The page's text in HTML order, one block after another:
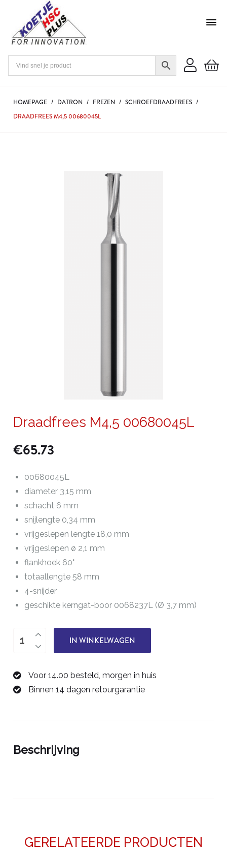
HOMEPAGE / DATRON / FREZEN / SCHROEFDRAADFREES /
DRAADFREES M4,5 00680045L
Draadfrees M4,5 00680045L
€65.73
00680045L
diameter 3,15 mm
schacht 6 mm
snijlengte 0,34 mm
vrijgeslepen lengte 18,0 mm
vrijgeslepen ø 2,1 mm
flankhoek 60°
totaallengte 58 mm
4-snijder
geschikte kerngat-boor 0068237L (Ø 3,7 mm)
Draadfrees
aantal
IN WINKELWAGEN
Voor 14.00 besteld, morgen in huis
Binnen 14 dagen retourgarantie
Beschrijving
GERELATEERDE PRODUCTEN